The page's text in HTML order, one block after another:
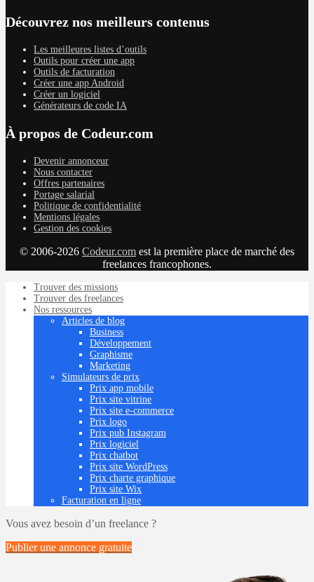
Découvrez nos meilleurs contenus
Les meilleures listes d’outils
Outils pour créer une app
Outils de facturation
Créer une app Android
Créer un logiciel
Générateurs de code IA
À propos de Codeur.com
Devenir annonceur
Nous contacter
Offres partenaires
Portage salarial
Politique de confidentialité
Mentions légales
Gestion des cookies
© 2006-2026 Codeur.com est la première place de marché des
freelances francophones.
Trouver des missions
Trouver des freelances
Nos ressources
Articles de blog
Business
Développement
Graphisme
Marketing
Simulateurs de prix
Prix app mobile
Prix site vitrine
Prix site e-commerce
Prix logo
Prix pub Instagram
Prix logiciel
Prix chatbot
Prix site WordPress
Prix charte graphique
Prix site Wix
Facturation en ligne
Vous avez besoin d’un freelance ?
Publier une annonce gratuite